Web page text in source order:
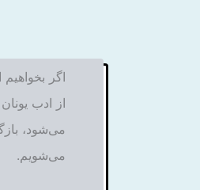
اگر
از ادب
می‌شود،
می‌شویم.